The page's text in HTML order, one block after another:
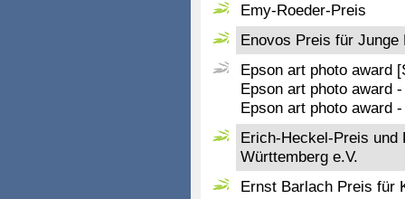
Emy-Roeder-Preis
Enovos Preis für Junge
Epson art photo award
Epson art photo award
Epson art photo award
Erich-Heckel-Preis und
Württemberg e.V.
Ernst Barlach Preis für